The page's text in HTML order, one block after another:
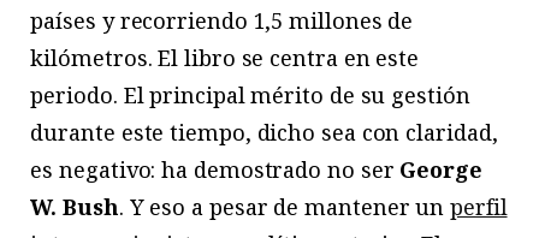
países y recorriendo 1,5 millones de
kilómetros. El libro se centra en este
periodo. El principal mérito de su gestión
durante este tiempo, dicho sea con claridad,
es negativo: ha demostrado no ser George
W. Bush. Y eso a pesar de mantener unperfil